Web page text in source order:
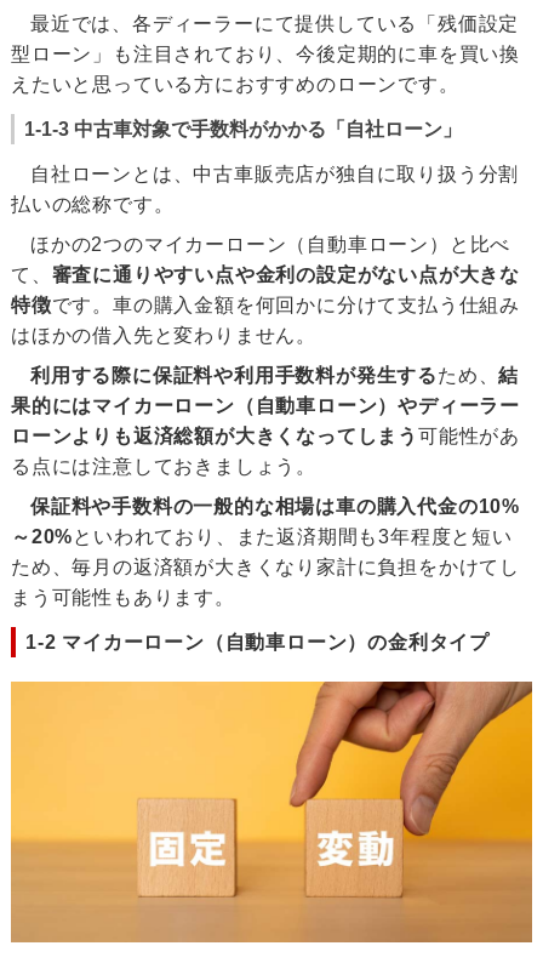
最近では、各ディーラーにて提供している「残価設定
型ローン」も注目されており、今後定期的に車を買い換
えたいと思っている方におすすめのローンです。
1-1-3 中古車対象で手数料がかかる「自社ローン」
自社ローンとは、中古車販売店が独自に取り扱う分割
払いの総称です。
ほかの2つのマイカーローン（自動車ローン）と比べ
て、 審査に通りやすい点や金利の設定がない点が大きな
特徴です。車の購入金額を何回かに分けて支払う仕組み
はほかの借入先と変わりません。
利用する際に保証料や利用手数料が発生するため、結
果的にはマイカーローン（自動車ローン）やディーラー
ローンよりも返済総額が大きくなってしまう 可能性があ
る点には注意しておきましょう。
保証料や手数料の一般的な相場は車の購入代金の10%
～20%といわれており、また返済期間も3年程度と短い
ため、毎月の返済額が大きくなり家計に負担をかけてし
まう可能性もあります。
1-2 マイカーローン（自動車ローン）の金利タイプ